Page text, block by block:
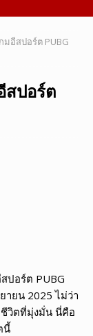
อีสปอร์ต PUBG
สปอร์ต
ปอร์ต PUBG
ายน 2025 ไม่ว่า
วิตที่มุ่งมั่น นี่คือ
นี้